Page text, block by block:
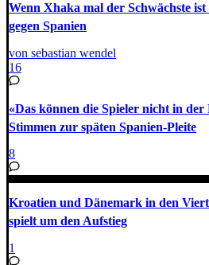
Wenn Xhaka mal der Schwächste
gegen Spanien
von sebastian wendel
16
«Das können die Spieler nicht in
Stimmen zur späten Spanien-Pleite
8
Kroatien und Dänemark in den
spielt um den Aufstieg
1